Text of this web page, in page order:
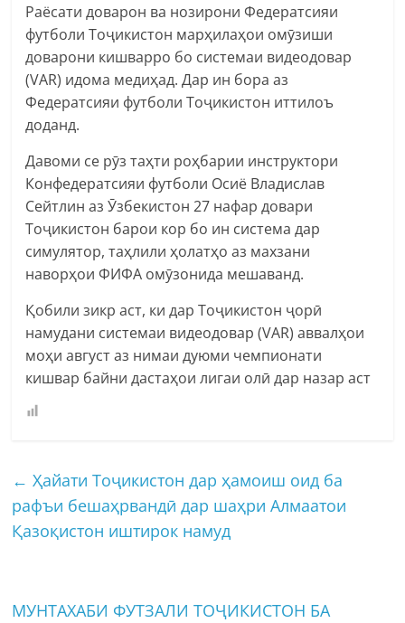
Раёсати доварон ва нозирони Федератсияи
футболи Тоҷикистон марҳилаҳои омӯзиши
доварони кишварро бо системаи видеодовар
(VAR) идома медиҳад. Дар ин бора аз
Федератсияи футболи Тоҷикистон иттилоъ
доданд.
Давоми се рӯз таҳти роҳбарии инструктори
Конфедератсияи футболи Осиё Владислав
Сейтлин аз Ӯзбекистон 27 нафар довари
Тоҷикистон барои кор бо ин система дар
симулятор, таҳлили ҳолатҳо аз махзани
наворҳои ФИФА омӯзонида мешаванд.
Қобили зикр аст, ки дар Тоҷикистон ҷорӣ
намудани системаи видеодовар (VAR) аввалҳои
моҳи август аз нимаи дуюми чемпионати
кишвар байни дастаҳои лигаи олӣ дар назар аст
← Ҳайати Тоҷикистон дар ҳамоиш оид ба
рафъи бешаҳрвандӣ дар шаҳри Алмаатои
Қазоқистон иштирок намуд
МУНТАХАБИ ФУТЗАЛИ ТОҶИКИСТОН БА